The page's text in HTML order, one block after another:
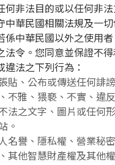
何非法目的或以任何非
中華民國相關法規及一
係中華民國以外之使用
法令。您同意並保證不
法之下列行為：
貼、公布或傳送任何誹
不雅、猥褻、不實、違
法之文字、圖片或任何
。
名譽、隱私權、營業秘
其他智慧財產權及其他